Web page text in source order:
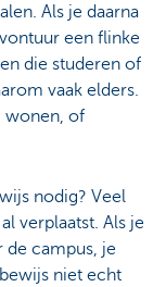
Als je daarna
een flinke
die studeren of
vaak elders.
wonen, of
nodig? Veel
verplaatst. Als je
de campus, je
niet echt